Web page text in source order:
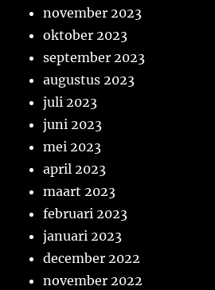
november 2023
oktober 2023
september 2023
augustus 2023
juli 2023
juni 2023
mei 2023
april 2023
maart 2023
februari 2023
januari 2023
december 2022
november 2022